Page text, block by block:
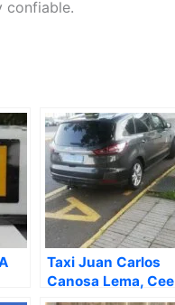
confiable.
Taxi Juan Carlos
Canosa Lema, Cee
– A Coruña